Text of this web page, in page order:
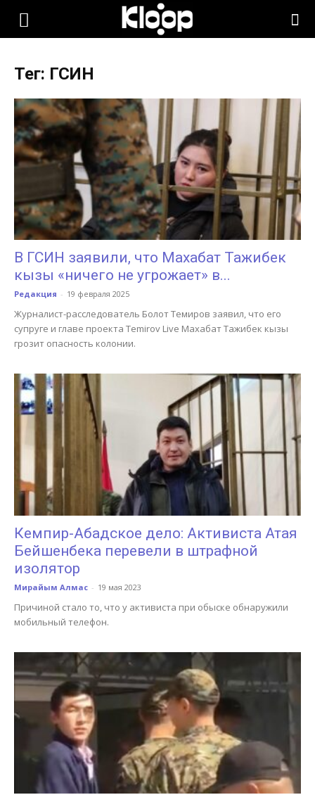
KLOOP.KG
Новости
Кыргызстана
Тег: ГСИН
В ГСИН заявили, что Махабат Тажибек
кызы «ничего не угрожает» в...
Редакция - 19 февраля 2025
Журналист-расследователь Болот Темиров заявил, что его
супруге и главе проекта Temirov Live Махабат Тажибек кызы
грозит опасность колонии.
Кемпир-Абадское дело: Активиста Атая
Бейшенбека перевели в штрафной
изолятор
Мирайым Алмас - 19 мая 2023
Причиной стало то, что у активиста при обыске обнаружили
мобильный телефон.